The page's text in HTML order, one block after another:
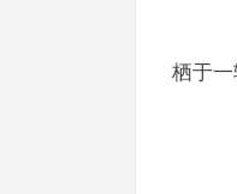
栖于一